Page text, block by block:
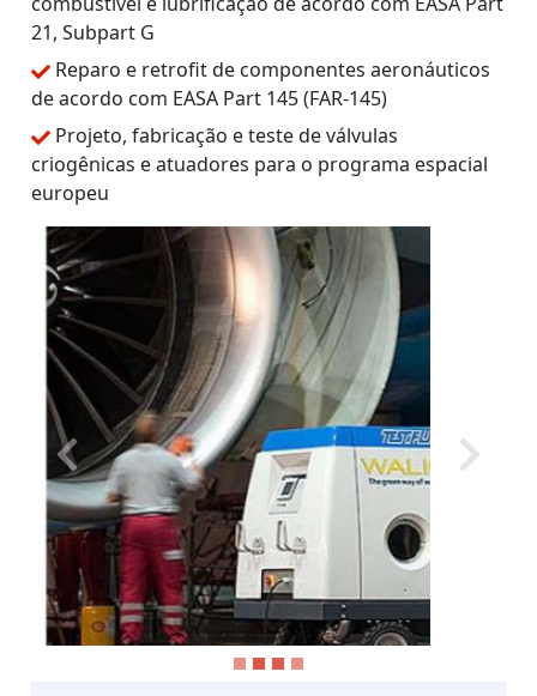
21, Subpart G
Reparo e retrofit de componentes aeronáuticos
de acordo com EASA Part 145 (FAR-145)
Projeto, fabricação e teste de válvulas
criogênicas e atuadores para o programa espacial
europeu
Previous Next